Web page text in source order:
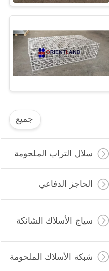
جميع
سلال التراب الملحومة
الحاجز الدفاعي
سياج الأسلاك الشائكة
شبكة الأسلاك الملحومة